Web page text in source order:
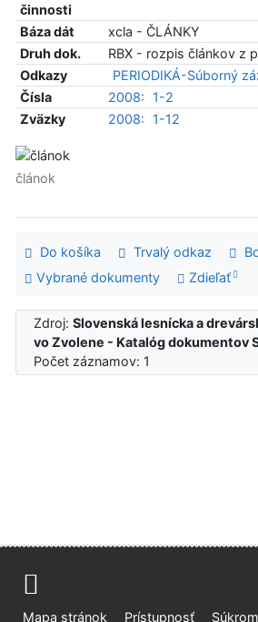
činnosti
Báza dát
xcla - ČLÁNKY
Druh dok.
RBX - rozpis článkov z
Odkazy
PERIODIKÁ-Súborný
Čísla
2008:
1-2
Zväzky
2008: 1-12
článok
Do košíka Trvalý odkaz
Vybrané dokumenty
Zdieľať
Zdroj:Slovenská lesnícka a
vo Zvolene - Katalóg dokumentov
Počet záznamov: 1
Mapa stránok Prístupnosť